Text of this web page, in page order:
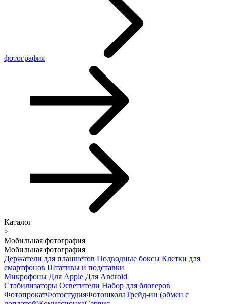
фотография
Каталог
>
Мобильная фотография
Мобильная фотография
Держатели для планшетов Подводные боксы Клетки для
смартфонов Штативы и подставки
Микрофоны Для Apple Для Android
Стабилизаторы Осветители Набор для блогеров
ФотопрокатФотостудияФотошколаТрейд-ин (обмен с